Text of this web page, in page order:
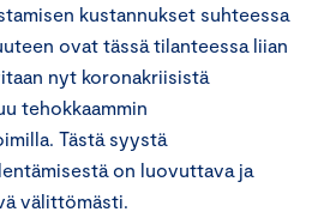
kustannukset suhteessa
ovat tässä tilanteessa liian
nyt koronakriisistä
tehokkaammin
Tästä syystä
on luovuttava ja
välittömästi.